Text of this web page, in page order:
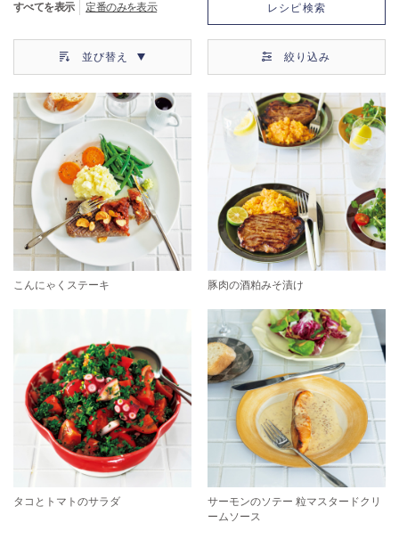
すべてを表示 定番のみを表示 レシピ検索
並び替え 絞り込み
こんにゃくステーキ 豚肉の酒粕みそ漬け
タコとトマトのサラダ
サーモンのソテー 粒マスタードクリ
ームソース